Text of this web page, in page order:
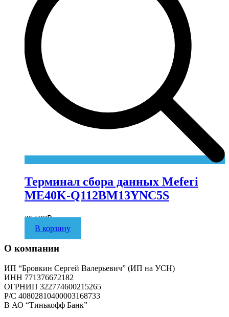
Терминал сбора данных Meferi
ME40K-Q112BM13YNC5S
35 627₽
В корзину
О компании
ИП “Бровкин Сергей Валерьевич” (ИП на УСН)
ИНН 771376672182
ОГРНИП 322774600215265
P/C 40802810400003168733
В АО “Тинькофф Банк”